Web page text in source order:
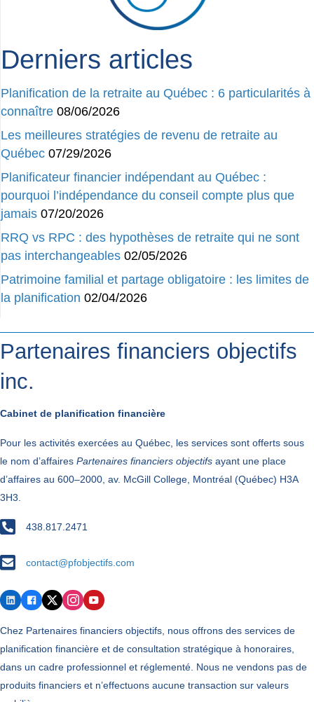
Derniers articles
Planification de la retraite au Québec : 6 particularités à
connaître 08/06/2026
Les meilleures stratégies de revenu de retraite au
Québec 07/29/2026
Planificateur financier indépendant au Québec :
pourquoi l’indépendance du conseil compte plus que
jamais 07/20/2026
RRQ vs RPC : des hypothèses de retraite qui ne sont
pas interchangeables 02/05/2026
Patrimoine familial et partage obligatoire : les limites de
la planification 02/04/2026
Partenaires financiers objectifs
inc.
Cabinet de planification financière
Pour les activités exercées au Québec, les services sont offerts sous
le nom d’affaires Partenaires financiers objectifs ayant une place
d’affaires au 600–2000, av. McGill College, Montréal (Québec) H3A
3H3.
438.817.2471
438.817.2471
contact@pfobjectifs.com
contact@pfobjectifs.com
Chez Partenaires financiers objectifs, nous offrons des services de
planification financière et de consultation stratégique à honoraires,
dans un cadre professionnel et réglementé. Nous ne vendons pas de
produits financiers et n’effectuons aucune transaction sur valeurs